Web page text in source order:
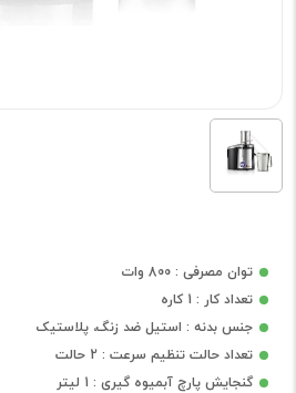
توان مصرفی : 800 وات
تعداد کار : 1 کاره
جنس بدنه : استیل ضد زنگ، پلاستیک
تعداد حالت تنظیم سرعت : 2 حالت
گنجایش پارچ آبمیوه گیری : 1 لیتر